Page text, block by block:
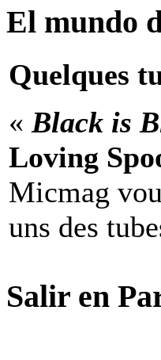
El mundo
Quelques
« Black is
Loving
Micmag
uns des
Salir en